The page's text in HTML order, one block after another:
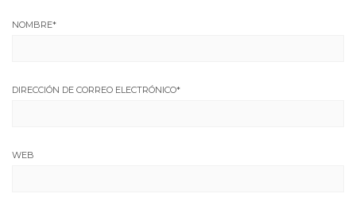
NOMBRE*
DIRECCIÓN DE CORREO ELECTRÓNICO*
WEB